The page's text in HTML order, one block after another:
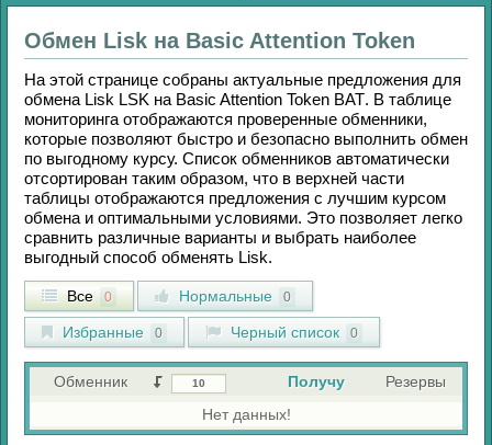
Обмен Lisk на Basic Attention Token
На этой странице собраны актуальные предложения для
обмена Lisk LSK на Basic Attention Token BAT. В таблице
мониторинга отображаются проверенные обменники,
которые позволяют быстро и безопасно выполнить обмен
по выгодному курсу. Список обменников автоматически
отсортирован таким образом, что в верхней части
таблицы отображаются предложения с лучшим курсом
обмена и оптимальными условиями. Это позволяет легко
сравнить различные варианты и выбрать наиболее
выгодный способ обменять Lisk.
Все 0 Нормальные 0
Избранные 0 Черный список 0
Обменник Получу
Резервы
Нет данных!